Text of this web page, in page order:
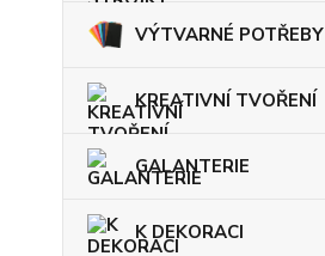
VÝTVARNÉ POTŘEBY
KREATIVNÍ TVOŘENÍ
GALANTERIE
K DEKORACI